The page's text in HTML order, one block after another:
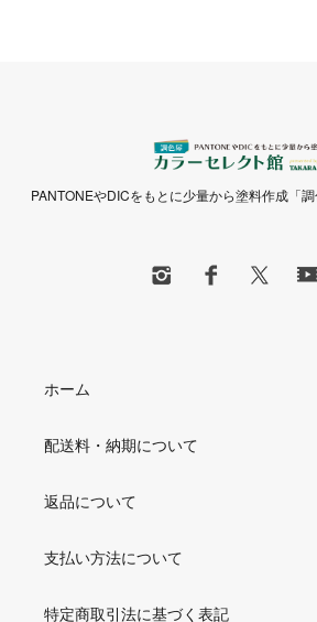
PANTONEやDICをもとに少量から塗料作成「調
ホーム
配送料・納期について
返品について
支払い方法について
特定商取引法に基づく表記